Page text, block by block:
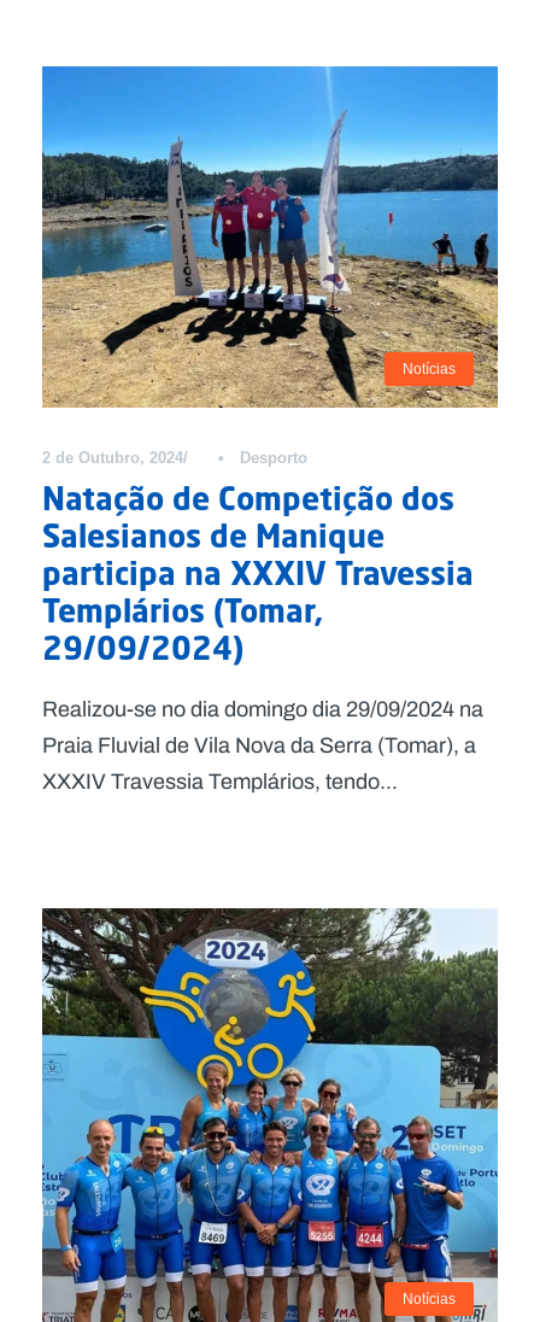
Notícias
2 de Outubro, 2024 • Desporto
Natação de Competição dos
Salesianos de Manique
participa na XXXIV Travessia
Templários (Tomar,
29/09/2024)
Realizou-se no dia domingo dia 29/09/2024 na
Praia Fluvial de Vila Nova da Serra (Tomar), a
XXXIV Travessia Templários, tendo...
Notícias